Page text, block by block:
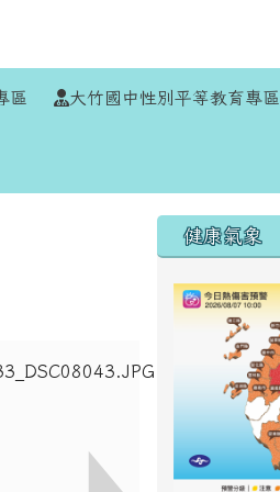
區 大竹國中性別平等教育專區
右邊區
健康氣象